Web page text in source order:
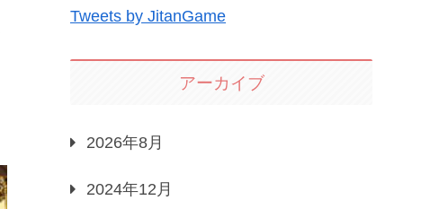
Tweets by JitanGame
アーカイブ
2026年8月
2024年12月